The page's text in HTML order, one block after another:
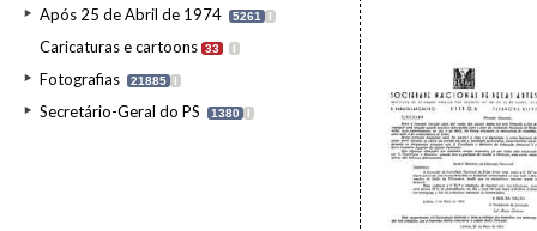
Após 25 de Abril de 1974 5261 I
Caricaturas e cartoons 33 I
Fotografias 21885 I
Secretário-Geral do PS 1380 I